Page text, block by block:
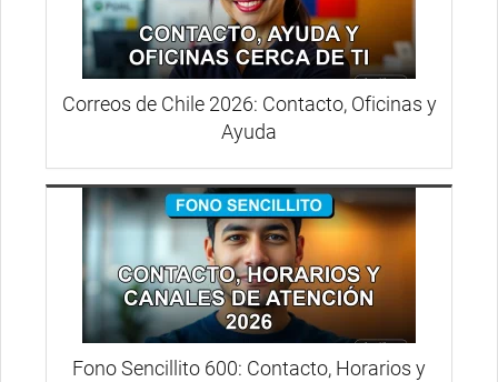
Correos de Chile 2026: Contacto, Oficinas y
Ayuda
Fono Sencillito 600: Contacto, Horarios y